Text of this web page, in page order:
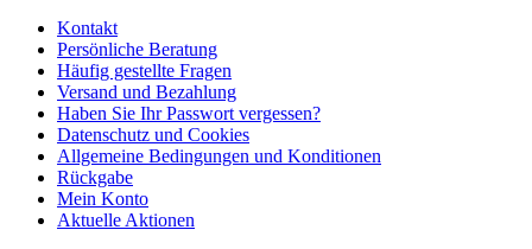
Kontakt
Persönliche Beratung
Häufig gestellte Fragen
Versand und Bezahlung
Haben Sie Ihr Passwort vergessen?
Datenschutz und Cookies
Allgemeine Bedingungen und Konditionen
Rückgabe
Mein Konto
Aktuelle Aktionen